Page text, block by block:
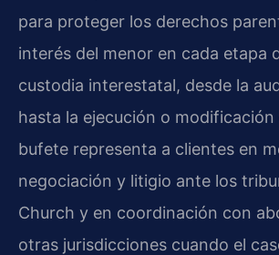
para proteger los derechos
interés del menor en cada etapa
custodia interestatal, desde la
hasta la ejecución o modificación
bufete representa a clientes en
negociación y litigio ante los
Church y en coordinación con
otras jurisdicciones cuando el